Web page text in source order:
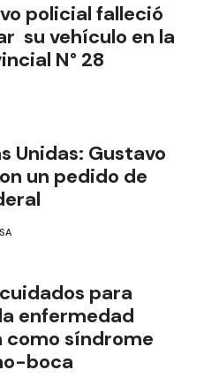
policial falleció
su vehículo en la
N° 28
Unidas: Gustavo
un pedido de
para
enfermedad
como síndrome
boca